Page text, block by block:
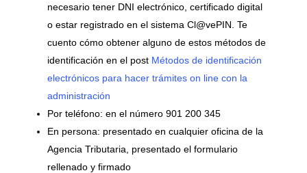
necesario tener DNI electrónico, certificado digital
o estar registrado en el sistema Cl@vePIN. Te
cuento cómo obtener alguno de estos métodos de
identificación en el post Métodos de identificación
electrónicos para hacer trámites on line con la
administración
Por teléfono: en el número 901 200 345
En persona: presentado en cualquier oficina de la
Agencia Tributaria, presentado el formulario
rellenado y firmado